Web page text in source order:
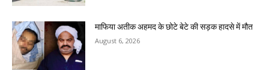
माफिया अतीक अहमद के छोटे बेटे की सड़क हादसे में मौत
August 6, 2026